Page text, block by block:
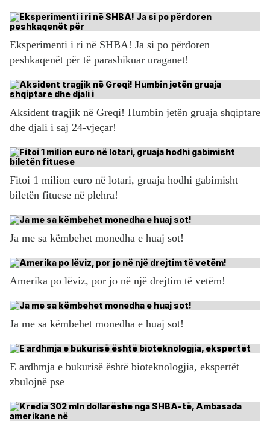
Eksperimenti i ri në SHBA! Ja si po përdoren
peshkaqenët për të parashikuar uraganet!
Aksident tragjik në Greqi! Humbin jetën gruaja shqiptare
dhe djali i saj 24-vjeçar!
Fitoi 1 milion euro në lotari, gruaja hodhi gabimisht
biletën fituese në plehra!
Ja me sa këmbehet monedha e huaj sot!
Amerika po lëviz, por jo në një drejtim të vetëm!
Ja me sa këmbehet monedha e huaj sot!
E ardhmja e bukurisë është bioteknologjia, ekspertët
zbulojnë pse